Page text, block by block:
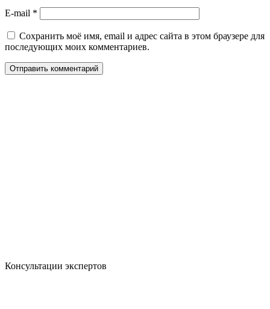
E-mail *
Сохранить моё имя, email и адрес сайта в этом браузере для
последующих моих комментариев.
Консультации экспертов